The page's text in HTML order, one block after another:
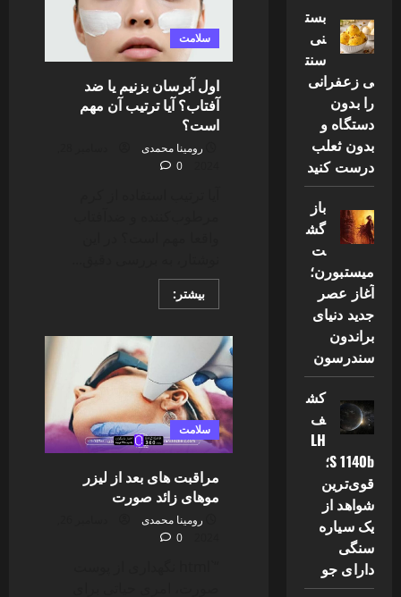
؟
سلامت
اول آبرسان بزنیم یا ضد
آفتاب؟ آیا ترتیب آن مهم
است؟
رومینا محمدی
0
بیشتر:Read
more
آبرسان
بزنیم
ضد
آفتاب؟
آیا
ترتیب
آن
مهم
است؟
سلامت
مراقبت ‌های بعد از لیزر
موهای زائد صورت
رومینا محمدی
0
بست
نی
سنت
ی زعفرانی
را بدون
دستگاه و
بدون ثعلب
درست کنید
باز
گش
ت
میستبورن؛
آغاز عصر
جدید دنیای
براندون
سندرسون
کش
ف
LH
S 1140b؛
قوی‌ترین
شواهد از
یک سیاره
سنگی
دارای جو